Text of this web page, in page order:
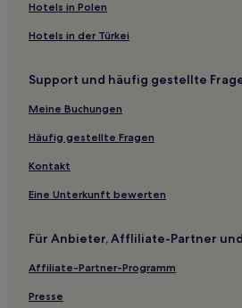
Redmond Hotels
Panguitch Hotels
Halls Crossing Hotels
Hotels nahe Upheaval Dome
Hotels nahe Red Cliffs Adventure
Hotels nahe Green River State Park
Hotels nahe Dixie National Forest
Hotels nahe Green River Overlook
Torrey Hotels
Duchesne County: Hotels
Hotels in Polen
Hotels in der Türkei
Support und häufig gestellte
Meine Buchungen
Häufig gestellte Fragen
Kontakt
Eine Unterkunft bewerten
Für Anbieter, Affliliate-Partner
Affiliate-Partner-Programm
Presse